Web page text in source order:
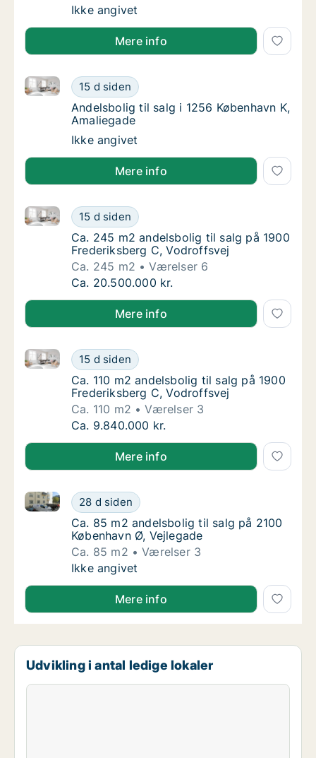
Ca. 110 m2 andelsbolig til salg på 1900
Ikke angivet
Mere info
Andelsbolig til salg i 1256 København K,
15 d siden
Andelsbolig til salg i 1256 København K, Amaliegade
Andelsbolig til salg i 1256 København K,
Andelsbolig til salg i 1256 København K,
Amaliegade
Andelsbolig til salg i 1256 København K,
Ikke angivet
Mere info
Ca. 245 m2 andelsbolig til salg på 1900
15 d siden
Ca. 245 m2 andelsbolig til salg på 1900
Ca. 245 m2 andelsbolig til salg på 1900
Ca. 245 m2 andelsbolig til salg på 1900
Frederiksberg C, Vodroffsvej
Ca. 245 m2
Værelser 6
Ca. 245 m2 andelsbolig til salg på 1900
Ca. 20.500.000 kr.
Mere info
Ca. 110 m2 andelsbolig til salg på 1900
15 d siden
Ca. 110 m2 andelsbolig til salg på 1900
Ca. 110 m2 andelsbolig til salg på 1900
Ca. 110 m2 andelsbolig til salg på 1900
Frederiksberg C, Vodroffsvej
Ca. 110 m2
Værelser 3
Ca. 110 m2 andelsbolig til salg på 1900
Ca. 9.840.000 kr.
Mere info
Ca. 85 m2 andelsbolig til salg på 2100
28 d siden
Ca. 85 m2 andelsbolig til salg på 2100 København
Ca. 85 m2 andelsbolig til salg på 2100
Ca. 85 m2 andelsbolig til salg på 2100
København Ø, Vejlegade
Ca. 85 m2
Værelser 3
Ca. 85 m2 andelsbolig til salg på 2100
Ikke angivet
Mere info
Udvikling i antal ledige lokaler